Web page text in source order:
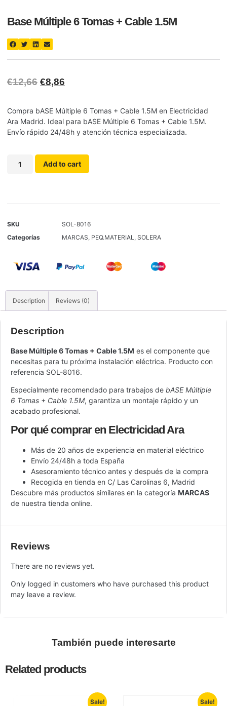
Base Múltiple 6 Tomas + Cable 1.5M
€12,66 €8,86
Compra bASE Múltiple 6 Tomas + Cable 1.5M en Electricidad
Ara Madrid. Ideal para bASE Múltiple 6 Tomas + Cable 1.5M.
Envío rápido 24/48h y atención técnica especializada.
Add to cart
SKU
SOL-8016
Categorías
MARCAS, PEQ.MATERIAL, SOLERA
Description Reviews (0)
Description
Base Múltiple 6 Tomas + Cable 1.5M es el componente que
necesitas para tu próxima instalación eléctrica. Producto con
referencia SOL-8016.
Especialmente recomendado para trabajos de bASE Múltiple
6 Tomas + Cable 1.5M, garantiza un montaje rápido y un
acabado profesional.
Por qué comprar en Electricidad Ara
Más de 20 años de experiencia en material eléctrico
Envío 24/48h a toda España
Asesoramiento técnico antes y después de la compra
Recogida en tienda en C/ Las Carolinas 6, Madrid
Descubre más productos similares en la categoría MARCAS
de nuestra tienda online.
Reviews
There are no reviews yet.
Only logged in customers who have purchased this product
may leave a review.
También puede interesarte
Related products
Sale! Sale!